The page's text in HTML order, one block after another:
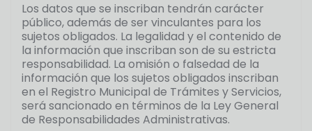
Los datos que se inscriban tendrán carácter
público, además de ser vinculantes para los
sujetos obligados. La legalidad y el contenido de
la información que inscriban son de su estricta
responsabilidad. La omisión o falsedad de la
información que los sujetos obligados inscriban
en el Registro Municipal de Trámites y Servicios,
será sancionado en términos de la Ley General
de Responsabilidades Administrativas.